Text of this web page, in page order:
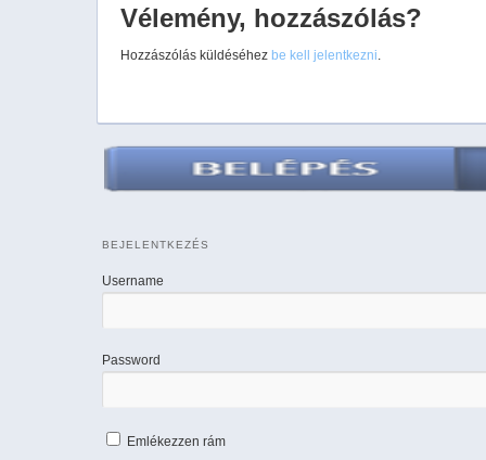
Vélemény, hozzászólás?
Hozzászólás küldéséhez be kell jelentkezni.
BEJELENTKEZÉS
Username
Password
Emlékezzen rám